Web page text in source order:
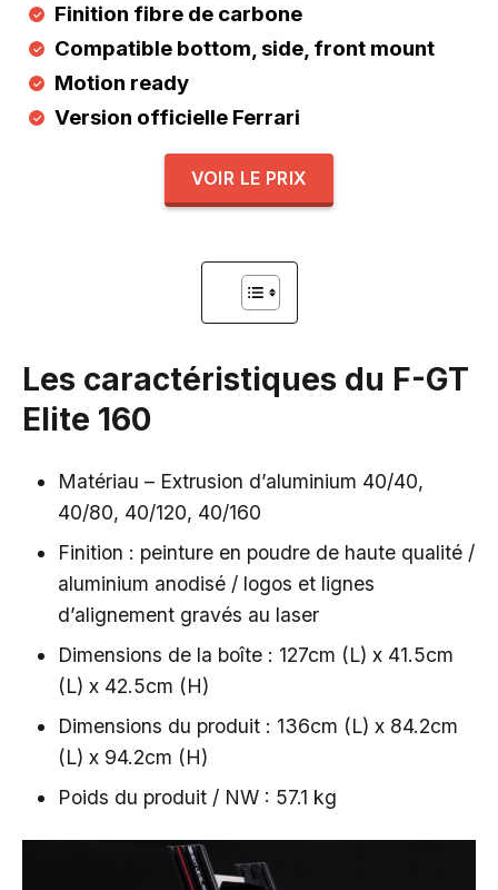
Finition fibre de carbone
Compatible bottom, side, front mount
Motion ready
Version officielle Ferrari
VOIR LE PRIX
Les caractéristiques du F-GT
Elite 160
Matériau – Extrusion d’aluminium 40/40,
40/80, 40/120, 40/160
Finition : peinture en poudre de haute qualité /
aluminium anodisé / logos et lignes
d’alignement gravés au laser
Dimensions de la boîte : 127cm (L) x 41.5cm
(L) x 42.5cm (H)
Dimensions du produit : 136cm (L) x 84.2cm
(L) x 94.2cm (H)
Poids du produit / NW : 57.1 kg